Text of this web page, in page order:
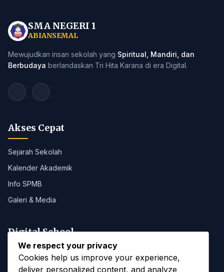
SMA NEGERI 1
ABIANSEMAL
Mewujudkan insan sekolah yang Spiritual, Mandiri, dan
Berbudaya berlandaskan Tri Hita Karana di era Digital.
Akses Cepat
Sejarah Sekolah
Kalender Akademik
Info SPMB
Galeri & Media
Digital School
Portal SMANAB
We respect your privacy
Cookies help us improve your experience,
deliver personalized content, and analyze